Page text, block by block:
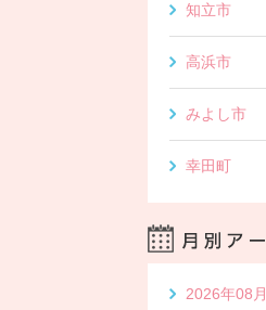
知立市
高浜市
みよし市
幸田町
2026年08月